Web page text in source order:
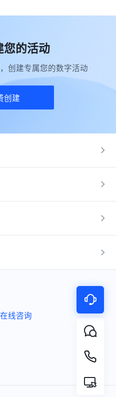
您的活动
创建专属您的数字活动
创建
在线咨询